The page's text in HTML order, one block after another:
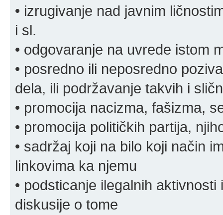
• izrugivanje nad javnim
i sl.
• odgovaranje na uvrede istom
• posredno ili neposredno
dela, ili podržavanje takvih i
• promocija nacizma, fašizma,
• promocija političkih partija,
• sadržaj koji na bilo koji način
linkovima ka njemu
• podsticanje ilegalnih
diskusije o tome